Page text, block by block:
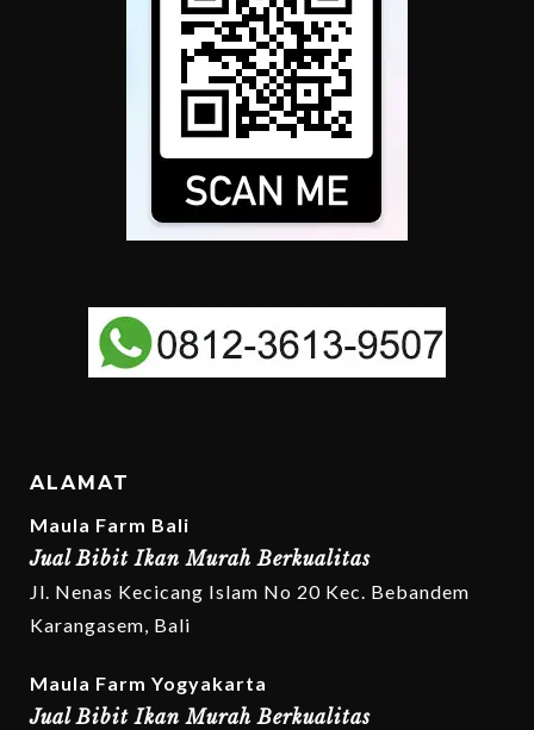
ALAMAT
Maula Farm Bali
Jual Bibit Ikan Murah Berkualitas
Jl. Nenas Kecicang Islam No 20 Kec. Bebandem
Karangasem, Bali
Maula Farm Yogyakarta
Jual Bibit Ikan Murah Berkualitas